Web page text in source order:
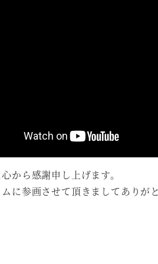
から感謝申し上げます。
に参画させて頂きましてありが